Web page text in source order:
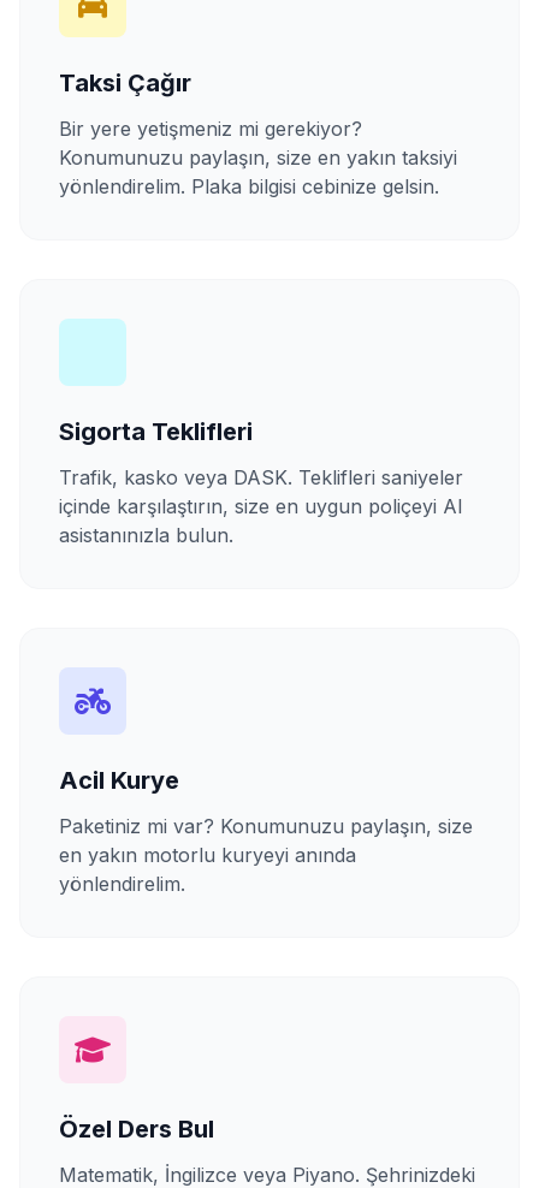
Taksi Çağır
Bir yere yetişmeniz mi gerekiyor?
Konumunuzu paylaşın, size en yakın taksiyi
yönlendirelim. Plaka bilgisi cebinize gelsin.
Sigorta Teklifleri
Trafik, kasko veya DASK. Teklifleri saniyeler
içinde karşılaştırın, size en uygun poliçeyi AI
asistanınızla bulun.
Acil Kurye
Paketiniz mi var? Konumunuzu paylaşın, size
en yakın motorlu kuryeyi anında
yönlendirelim.
Özel Ders Bul
Matematik, İngilizce veya Piyano. Şehrinizdeki